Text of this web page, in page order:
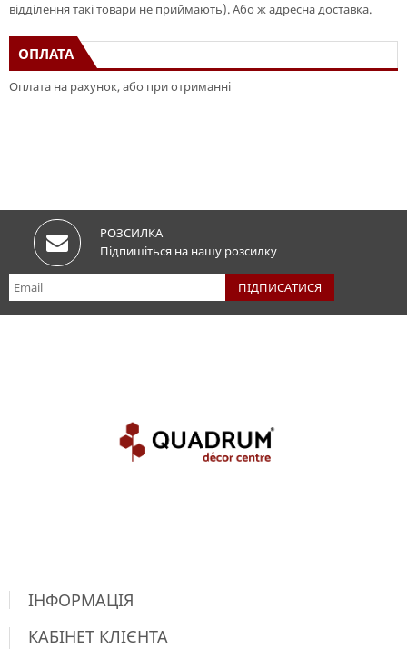
відділення такі товари не приймають). Або ж адресна доставка.
ОПЛАТА
Оплата на рахунок, або при отриманні
РОЗСИЛКА
Підпишіться на нашу розсилку
ІНФОРМАЦІЯ
КАБІНЕТ КЛІЄНТА